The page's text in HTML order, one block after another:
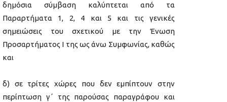
δημόσια σύμβαση καλύπτεται από τα
Παραρτήματα 1, 2, 4 και 5 και τις γενικές
σημειώσεις του σχετικού με την Ένωση
Προσαρτήματος I της ως άνω Συμφωνίας, καθώς
και
δ) σε τρίτες χώρες που δεν εμπίπτουν στην
περίπτωση γ΄ της παρούσας παραγράφου και